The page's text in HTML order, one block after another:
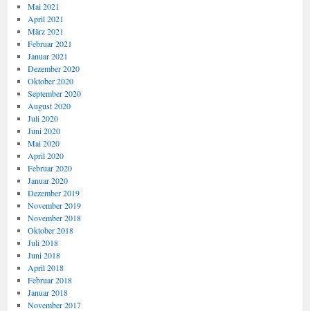
Mai 2021
April 2021
März 2021
Februar 2021
Januar 2021
Dezember 2020
Oktober 2020
September 2020
August 2020
Juli 2020
Juni 2020
Mai 2020
April 2020
Februar 2020
Januar 2020
Dezember 2019
November 2019
November 2018
Oktober 2018
Juli 2018
Juni 2018
April 2018
Februar 2018
Januar 2018
November 2017